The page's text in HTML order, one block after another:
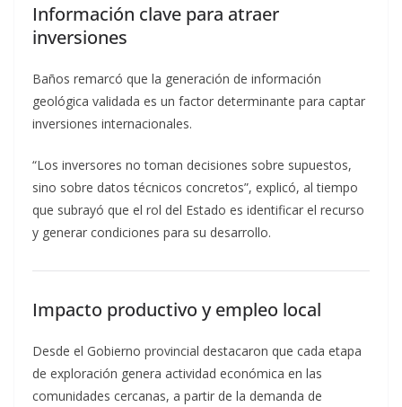
Información clave para atraer
inversiones
Baños remarcó que la generación de información
geológica validada es un factor determinante para captar
inversiones internacionales.
“Los inversores no toman decisiones sobre supuestos,
sino sobre datos técnicos concretos”, explicó, al tiempo
que subrayó que el rol del Estado es identificar el recurso
y generar condiciones para su desarrollo.
Impacto productivo y empleo local
Desde el Gobierno provincial destacaron que cada etapa
de exploración genera actividad económica en las
comunidades cercanas, a partir de la demanda de